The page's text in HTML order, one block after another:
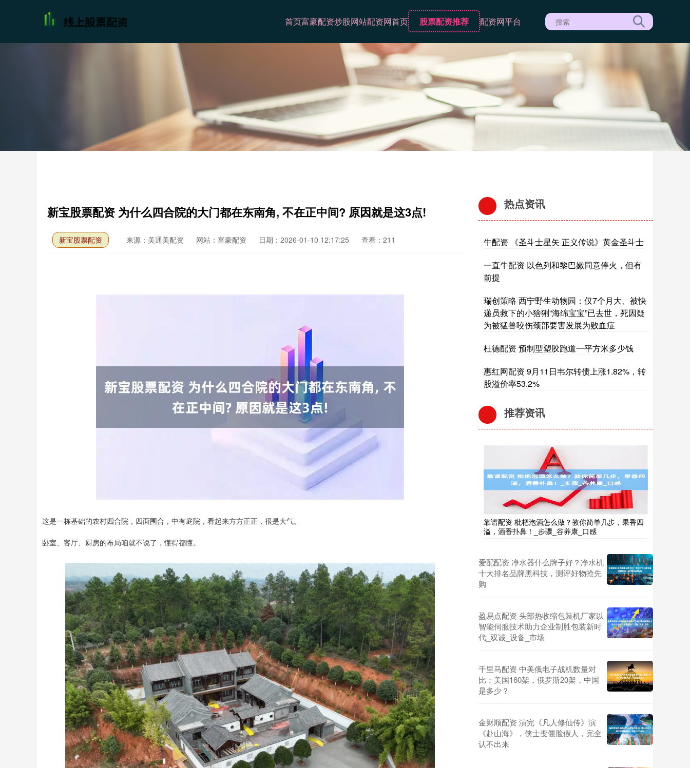
首页富豪配资炒股网站配资网首页 股票配资推荐 配资网平台
新宝股票配资 为什么四合院的大门都在东南角, 不在正中间? 原因就是这3点!
新宝股票配资 来源：美通美配资 网站：富豪配资 日期：2026-01-10 12:17:25 查看：211
这是一栋基础的农村四合院，四面围合，中有庭院，看起来方方正正，很是大气。
卧室、客厅、厨房的布局咱就不说了，懂得都懂。
热点资讯
牛配资 《圣斗士星矢 正义传说》黄金圣斗士
一直牛配资 以色列和黎巴嫩同意停火，但有
前提
瑞创策略 西宁野生动物园：仅7个月大、被快
递员救下的小猞猁“海绵宝宝”已去世，死因疑
为被猛兽咬伤颈部要害发展为败血症
杜德配资 预制型塑胶跑道一平方米多少钱
惠红网配资 9月11日韦尔转债上涨1.82%，转
股溢价率53.2%
推荐资讯
靠谱配资 枇杷泡酒怎么做？教你简单几步，果香四
溢，酒香扑鼻！_步骤_谷养康_口感
爱配配资 净水器什么牌子好？净水机
十大排名品牌黑科技，测评好物抢先
购
盈易点配资 头部热收缩包装机厂家以
智能伺服技术助力企业制胜包装新时
代_双诚_设备_市场
千里马配资 中美俄电子战机数量对
比：美国160架，俄罗斯20架，中国
是多少？
金财顺配资 演完《凡人修仙传》演
《赴山海》，侠士变僵脸假人，完全
认不出来